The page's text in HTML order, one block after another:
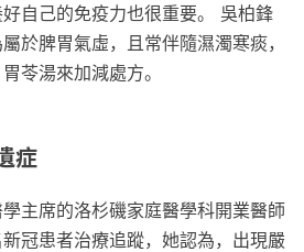
自己的免疫力也很重要。 吳柏鋒
於脾胃氣虛，且常伴隨濕濁寒痰，
苓湯來加減處方。
症
主席的洛杉磯家庭醫學科開業醫師
冠患者治療追蹤，她認為，出現嚴